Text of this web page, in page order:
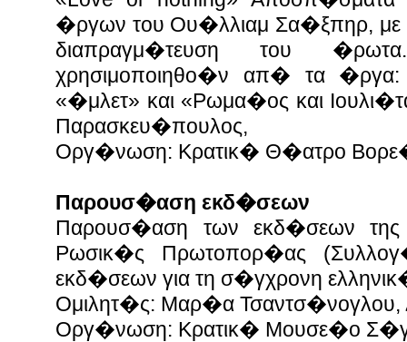
�ργων του Ου�λλιαμ Σα�ξπηρ, με
διαπραγμ�τευση του
χρησιμοποιηθο�ν απ� τα
«�μλετ» και «Ρωμα�ος και
Παρασκευ�πουλος,
Οργ�νωση: Κρατικ� Θ�ατρο
Παρουσ�αση εκδ�σεων
Παρουσ�αση των εκδ�σεων της
Ρωσικ�ς Πρωτοπορ�ας
εκδ�σεων για τη σ�γχρονη
Ομιλητ�ς: Μαρ�α Τσαντσ�νογλου,
Οργ�νωση: Κρατικ� Μουσε�ο